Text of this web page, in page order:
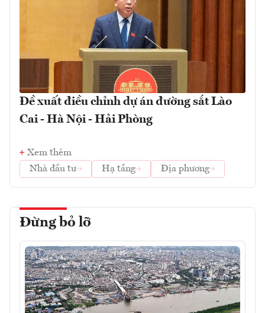
Đề xuất điều chỉnh dự án đường sắt Lào
Cai - Hà Nội - Hải Phòng
Xem thêm
Nhà đầu tư
Hạ tầng Địa phương
Đừng bỏ lỡ